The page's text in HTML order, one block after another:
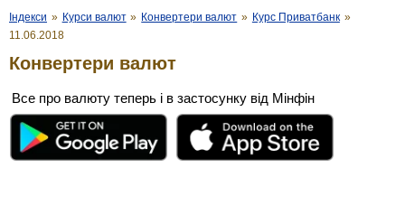
Індекси » Курси валют » Конвертери валют » Курс Приватбанк »
11.06.2018
Конвертери валют
Все про валюту теперь і в застосунку від Мінфін